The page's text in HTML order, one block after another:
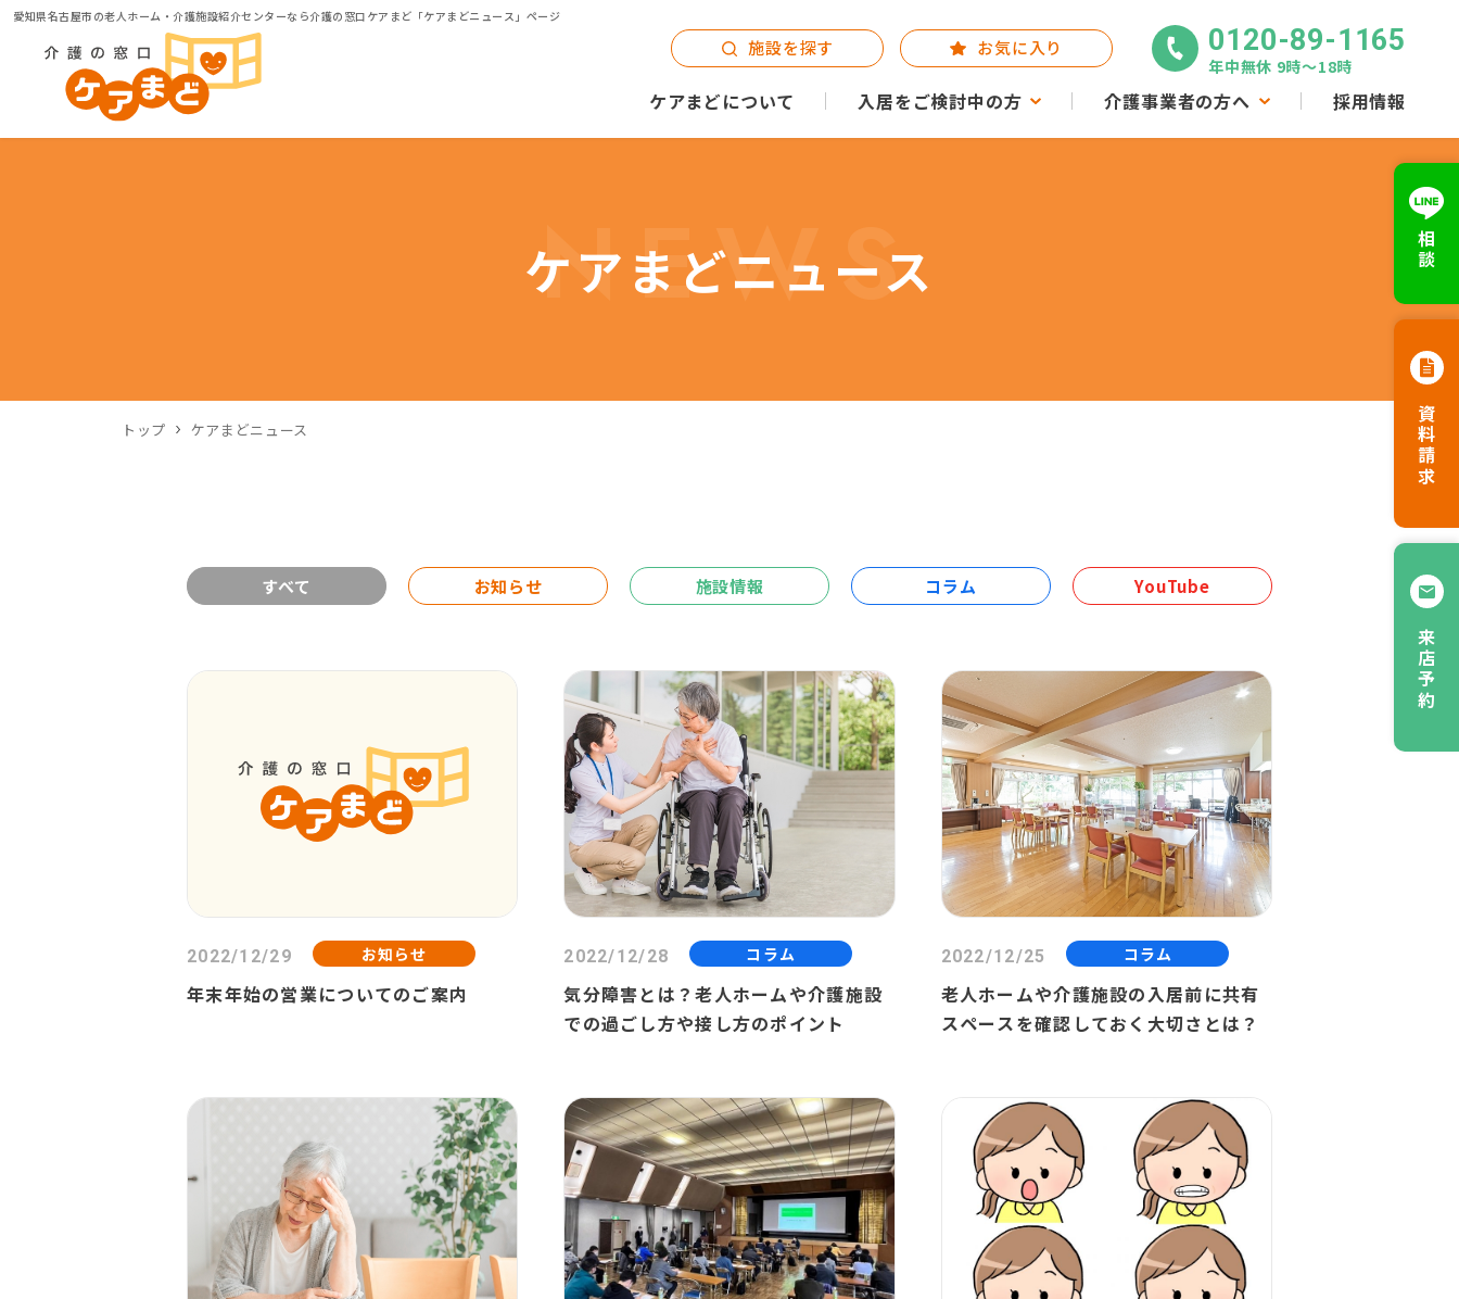
愛知県名古屋市の老人ホーム・介護施設紹介センターなら介護の窓口ケアまど「ケアまどニュース」ページ
ケアまどについて 入居をご検討中の方 介護事業者の方へ 採用情報
施設を探す お気に入り 0120-89-1165
年中無休 9時〜18時
相談
資料請求
来店予約
NEWS
ケアまどニュース
トップ ケアまどニュース
すべて お知らせ 施設情報 コラム YouTube
2022/12/29 お知らせ
年末年始の営業についてのご案内
2022/12/28 コラム
気分障害とは？老人ホームや介護施設
での過ごし方や接し方のポイント
2022/12/25 コラム
老人ホームや介護施設の入居前に共有
スペースを確認しておく大切さとは？